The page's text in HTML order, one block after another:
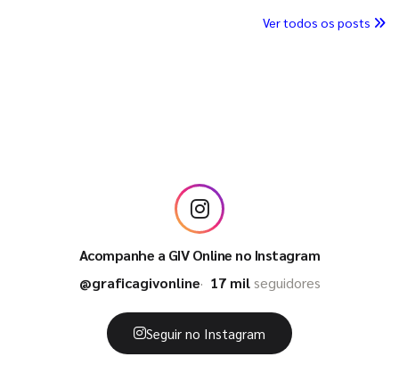
Ver todos os posts
Acompanhe a GIV Online no Instagram
@graficagivonline
17 milseguidores
Seguir no Instagram